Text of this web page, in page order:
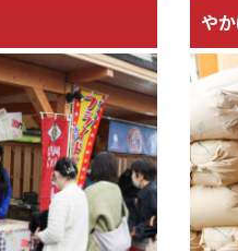
や